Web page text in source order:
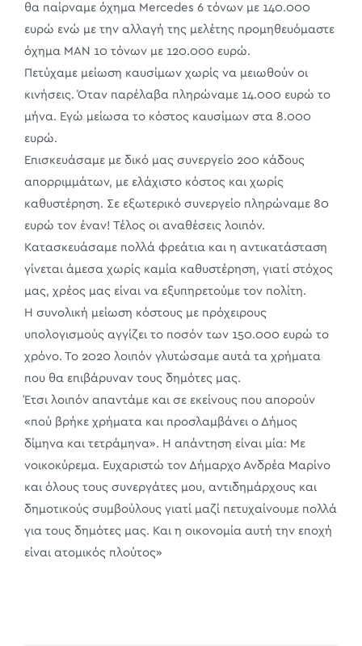
θα παίρναμε όχημα Mercedes 6 τόνων με 140.000
ευρώ ενώ με την αλλαγή της μελέτης προμηθευόμαστε
όχημα ΜΑΝ 10 τόνων με 120.000 ευρώ.
Πετύχαμε μείωση καυσίμων χωρίς να μειωθούν οι
κινήσεις. Όταν παρέλαβα πληρώναμε 14.000 ευρώ το
μήνα. Εγώ μείωσα το κόστος καυσίμων στα 8.000
ευρώ.
Επισκευάσαμε με δικό μας συνεργείο 200 κάδους
απορριμμάτων, με ελάχιστο κόστος και χωρίς
καθυστέρηση. Σε εξωτερικό συνεργείο πληρώναμε 80
ευρώ τον έναν! Τέλος οι αναθέσεις λοιπόν.
Κατασκευάσαμε πολλά φρεάτια και η αντικατάσταση
γίνεται άμεσα χωρίς καμία καθυστέρηση, γιατί στόχος
μας, χρέος μας είναι να εξυπηρετούμε τον πολίτη.
Η συνολική μείωση κόστους με πρόχειρους
υπολογισμούς αγγίζει το ποσόν των 150.000 ευρώ το
χρόνο. Το 2020 λοιπόν γλυτώσαμε αυτά τα χρήματα
που θα επιβάρυναν τους δημότες μας.
Έτσι λοιπόν απαντάμε και σε εκείνους που απορούν
«πού βρήκε χρήματα και προσλαμβάνει ο Δήμος
δίμηνα και τετράμηνα». Η απάντηση είναι μία: Με
νοικοκύρεμα. Ευχαριστώ τον Δήμαρχο Ανδρέα Μαρίνο
και όλους τους συνεργάτες μου, αντιδημάρχους και
δημοτικούς συμβούλους γιατί μαζί πετυχαίνουμε πολλά
για τους δημότες μας. Και η οικονομία αυτή την εποχή
είναι ατομικός πλούτος»